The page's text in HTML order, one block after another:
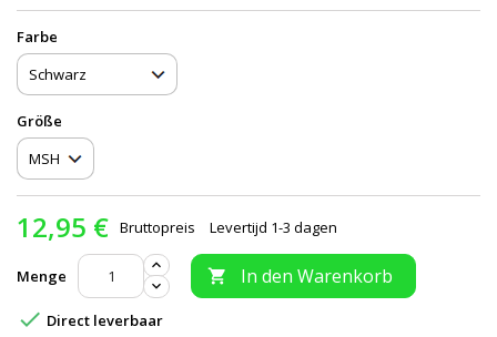
Farbe
Größe
12,95 € Bruttopreis Levertijd 1-3 dagen
Menge  In den Warenkorb
 Direct leverbaar